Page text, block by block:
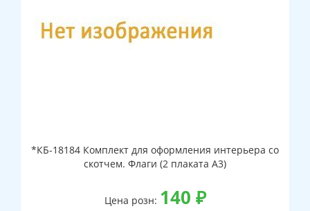
*КБ-18184 Комплект для оформления интерьера со
скотчем. Флаги (2 плаката А3)
Цена розн: 140 ₽